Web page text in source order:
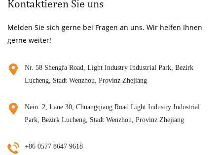
Sicherung
Blogs
Über uns
Kontaktieren Sie uns
Melden Sie sich gerne bei Fragen an uns. Wir helfen Ihnen
gerne weiter!
Nr. 58 Shengfa Road, Light Industry Industrial Park, Bezirk
Lucheng, Stadt Wenzhou, Provinz Zhejiang
Nein. 2, Lane 30, Chuangqiang Road Light Industry Industrial
Park, Bezirk Lucheng, Stadt Wenzhou, Provinz Zhejiang
+86 0577 8647 9618